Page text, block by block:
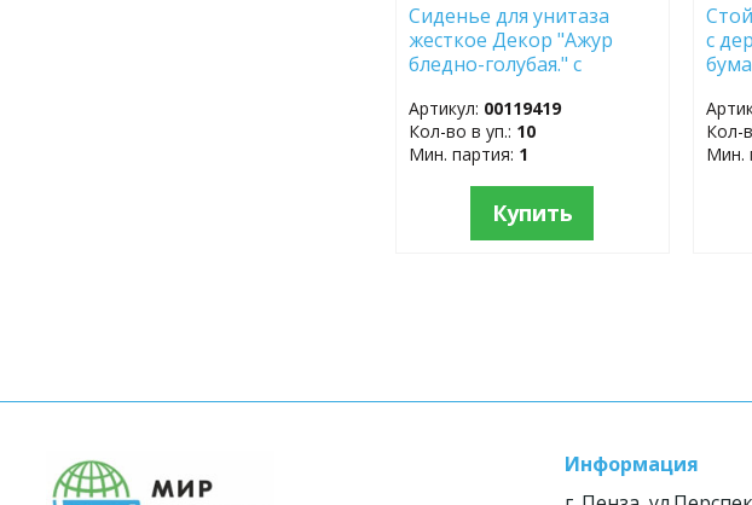
Сиденье для унитаза
жесткое Декор "Ажур
бледно-голубая." с
Артикул: 00119419
Кол-во в уп.: 10
Мин. партия: 1
Купить
с
Кол-
Мин.
Информация